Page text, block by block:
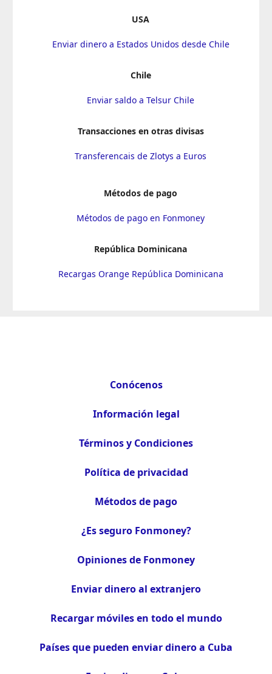
USA
Enviar dinero a Estados Unidos desde Chile
Chile
Enviar saldo a Telsur Chile
Transacciones en otras divisas
Transferencais de Zlotys a Euros
Métodos de pago
Métodos de pago en Fonmoney
República Dominicana
Recargas Orange República Dominicana
Conócenos
Información legal
Términos y Condiciones
Política de privacidad
Métodos de pago
¿Es seguro Fonmoney?
Opiniones de Fonmoney
Enviar dinero al extranjero
Recargar móviles en todo el mundo
Países que pueden enviar dinero a Cuba